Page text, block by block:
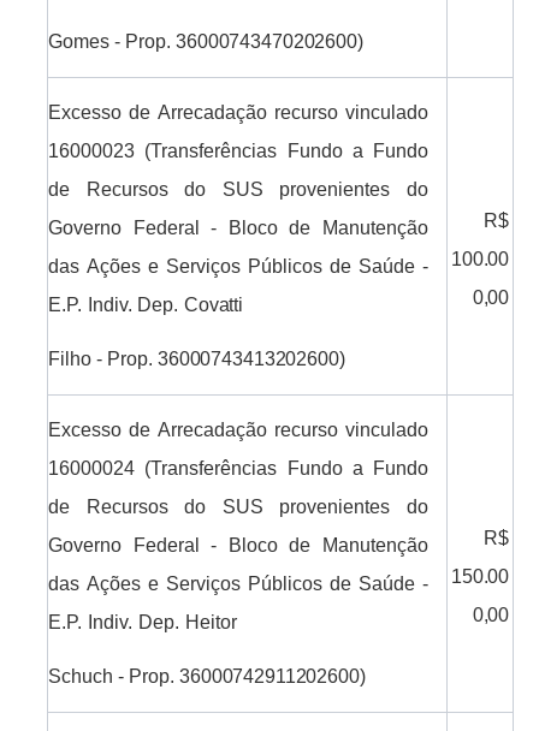
Gomes - Prop.36000743470202600)
Excesso de Arrecadação recurso vinculado
16000023 (Transferências Fundo a Fundo
de Recursos do SUS provenientes do
Governo Federal - Bloco de Manutenção
das Ações e Serviços Públicos de Saúde -
E.P.
Indiv. Dep. Covatti
Filho - Prop. 36000743413202600)
R$
100.00
0,00
Excesso de Arrecadação recurso vinculado
16000024 (Transferências Fundo a Fundo
de Recursos do SUS provenientes do
Governo Federal - Bloco de Manutenção
das Ações e Serviços Públicos de Saúde -
E.P.
Indiv. Dep. Heitor
Schuch - Prop.36000742911202600)
R$
150.00
0,00